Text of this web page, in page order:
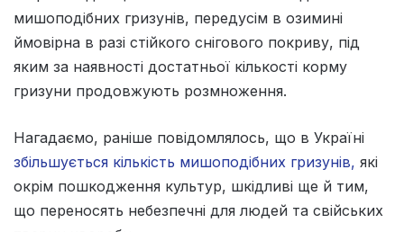
мишоподібних гризунів, передусім в озимині
ймовірна в разі стійкого снігового покриву, під
яким за наявності достатньої кількості корму
гризуни продовжують розмноження.
Нагадаємо, раніше повідомлялось, що в Україні
збільшується кількість мишоподібних гризунів, які
окрім пошкодження культур, шкідливі ще й тим,
що переносять небезпечні для людей та свійських